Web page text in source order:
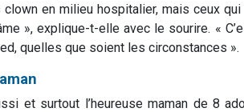
en milieu hospitalier, mais ceux
», explique-t-elle avec le sourire. «
quelles que soient les circonstances ».
et surtout l’heureuse maman de 8